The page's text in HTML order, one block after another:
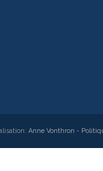
Anne Vonthron -